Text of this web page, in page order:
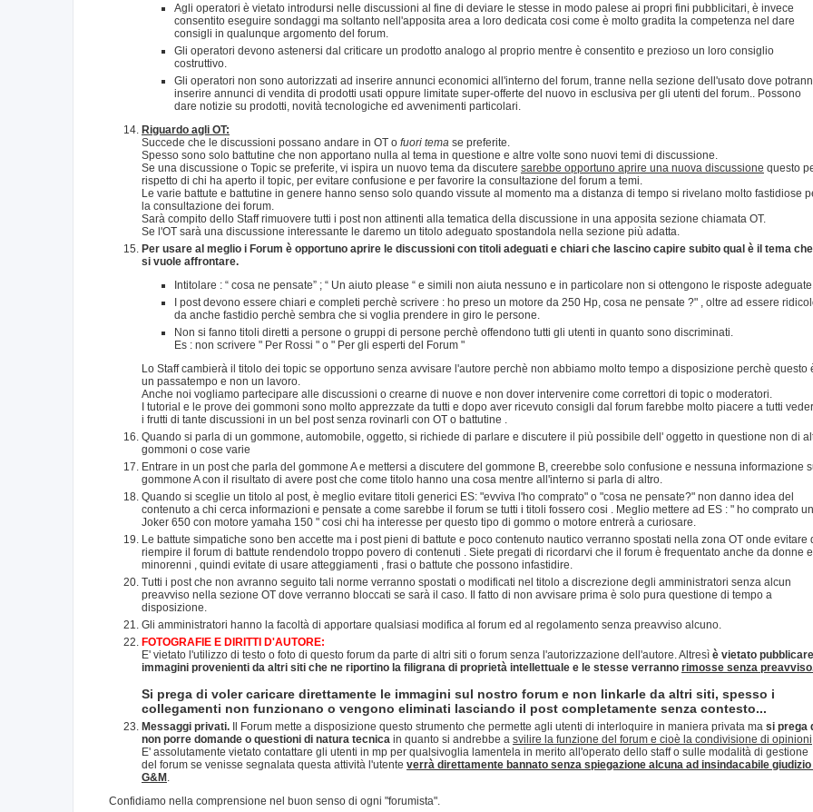
Agli operatori è vietato introdursi nelle discussioni al fine di deviare le stesse in modo palese ai propri fini pubblicitari, è invece
consentito eseguire sondaggi ma soltanto nell'apposita area a loro dedicata cosi come è molto gradita la competenza nel dare
consigli in qualunque argomento del forum.
Gli operatori devono astenersi dal criticare un prodotto analogo al proprio mentre è consentito e prezioso un loro consiglio
costruttivo.
Gli operatori non sono autorizzati ad inserire annunci economici all'interno del forum, tranne nella sezione dell'usato dove
inserire annunci di vendita di prodotti usati oppure limitate super-offerte del nuovo in esclusiva per gli utenti del forum.. Possono
dare notizie su prodotti, novità tecnologiche ed avvenimenti particolari.
Riguardo agli OT:
Succede che le discussioni possano andare in OT o fuori tema se preferite.
Spesso sono solo battutine che non apportano nulla al tema in questione e altre volte sono nuovi temi di discussione.
Se una discussione o Topic se preferite, vi ispira un nuovo tema da discutere sarebbe opportuno aprire una nuova discussione questo
rispetto di chi ha aperto il topic, per evitare confusione e per favorire la consultazione del forum a temi.
Le varie battute e battutine in genere hanno senso solo quando vissute al momento ma a distanza di tempo si rivelano molto fastidiose
la consultazione dei forum.
Sarà compito dello Staff rimuovere tutti i post non attinenti alla tematica della discussione in una apposita sezione chiamata OT.
Se l'OT sarà una discussione interessante le daremo un titolo adeguato spostandola nella sezione più adatta.
Per usare al meglio i Forum è opportuno aprire le discussioni con titoli adeguati e chiari che lascino capire subito qual è il tema che
si vuole affrontare.
Intitolare : “ cosa ne pensate” ; “ Un aiuto please “ e simili non aiuta nessuno e in particolare non si ottengono le risposte adeguate.
I post devono essere chiari e completi perchè scrivere : ho preso un motore da 250 Hp, cosa ne pensate ?" , oltre ad essere
da anche fastidio perchè sembra che si voglia prendere in giro le persone.
Non si fanno titoli diretti a persone o gruppi di persone perchè offendono tutti gli utenti in quanto sono discriminati.
Es : non scrivere " Per Rossi " o " Per gli esperti del Forum "
Lo Staff cambierà il titolo dei topic se opportuno senza avvisare l'autore perchè non abbiamo molto tempo a disposizione perchè questo
un passatempo e non un lavoro.
Anche noi vogliamo partecipare alle discussioni o crearne di nuove e non dover intervenire come correttori di topic o moderatori.
I tutorial e le prove dei gommoni sono molto apprezzate da tutti e dopo aver ricevuto consigli dal forum farebbe molto piacere a tutti
i frutti di tante discussioni in un bel post senza rovinarli con OT o battutine .
Quando si parla di un gommone, automobile, oggetto, si richiede di parlare e discutere il più possibile dell' oggetto in questione non di
gommoni o cose varie
Entrare in un post che parla del gommone A e mettersi a discutere del gommone B, creerebbe solo confusione e nessuna informazione
gommone A con il risultato di avere post che come titolo hanno una cosa mentre all'interno si parla di altro.
Quando si sceglie un titolo al post, è meglio evitare titoli generici ES: "evviva l'ho comprato" o "cosa ne pensate?" non danno idea del
contenuto a chi cerca informazioni e pensate a come sarebbe il forum se tutti i titoli fossero cosi . Meglio mettere ad ES : " ho comprato un
Joker 650 con motore yamaha 150 " cosi chi ha interesse per questo tipo di gommo o motore entrerà a curiosare.
Le battute simpatiche sono ben accette ma i post pieni di battute e poco contenuto nautico verranno spostati nella zona OT onde evitare
riempire il forum di battute rendendolo troppo povero di contenuti . Siete pregati di ricordarvi che il forum è frequentato anche da donne e
minorenni , quindi evitate di usare atteggiamenti , frasi o battute che possono infastidire.
Tutti i post che non avranno seguito tali norme verranno spostati o modificati nel titolo a discrezione degli amministratori senza alcun
preavviso nella sezione OT dove verranno bloccati se sarà il caso. Il fatto di non avvisare prima è solo pura questione di tempo a
disposizione.
Gli amministratori hanno la facoltà di apportare qualsiasi modifica al forum ed al regolamento senza preavviso alcuno.
FOTOGRAFIE E DIRITTI D'AUTORE:
E' vietato l'utilizzo di testo o foto di questo forum da parte di altri siti o forum senza l'autorizzazione dell'autore. Altresì è vietato pubblicare
immagini provenienti da altri siti che ne riportino la filigrana di proprietà intellettuale e le stesse verranno rimosse senza
Si prega di voler caricare direttamente le immagini sul nostro forum e non linkarle da altri siti, spesso i
collegamenti non funzionano o vengono eliminati lasciando il post completamente senza contesto...
Messaggi privati. Il Forum mette a disposizione questo strumento che permette agli utenti di interloquire in maniera privata ma si prega
non porre domande o questioni di natura tecnica in quanto si andrebbe a svilire la funzione del forum e cioè la condivisione di opinioni
E' assolutamente vietato contattare gli utenti in mp per qualsivoglia lamentela in merito all'operato dello staff o sulle modalità di gestione
del forum se venisse segnalata questa attività l'utente verrà direttamente bannato senza spiegazione alcuna ad insindacabile giudizio
G&M
Confidiamo nella comprensione nel buon senso di ogni "forumista".